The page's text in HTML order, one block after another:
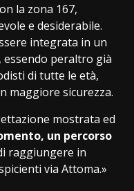
la zona 167,
e desiderabile.
integrata in un
peraltro già
di tutte le età,
maggiore sicurezza.
mostrata ed
un percorso
raggiungere in
via Attoma.»